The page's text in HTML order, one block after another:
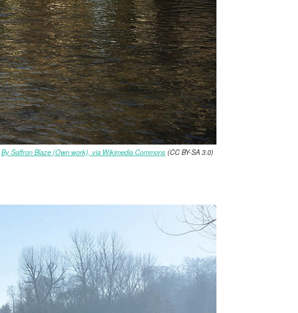
By Saffron Blaze (Own work), via Wikimedia Commons(CC BY-SA 3.0)